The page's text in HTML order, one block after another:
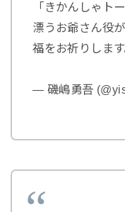
「きかんしゃト
漂うお爺さん役
福をお祈りします
— 磯嶋勇吾